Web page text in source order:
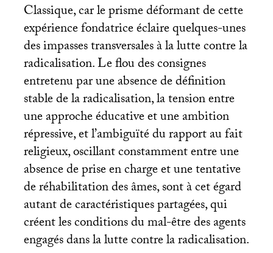
Classique, car le prisme déformant de cette
expérience fondatrice éclaire quelques-unes
des impasses transversales à la lutte contre la
radicalisation. Le flou des consignes
entretenu par une absence de définition
stable de la radicalisation, la tension entre
une approche éducative et une ambition
répressive, et l’ambiguïté du rapport au fait
religieux, oscillant constamment entre une
absence de prise en charge et une tentative
de réhabilitation des âmes, sont à cet égard
autant de caractéristiques partagées, qui
créent les conditions du mal-être des agents
engagés dans la lutte contre la radicalisation.